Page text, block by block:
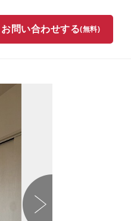
お問い合わせする(無料)